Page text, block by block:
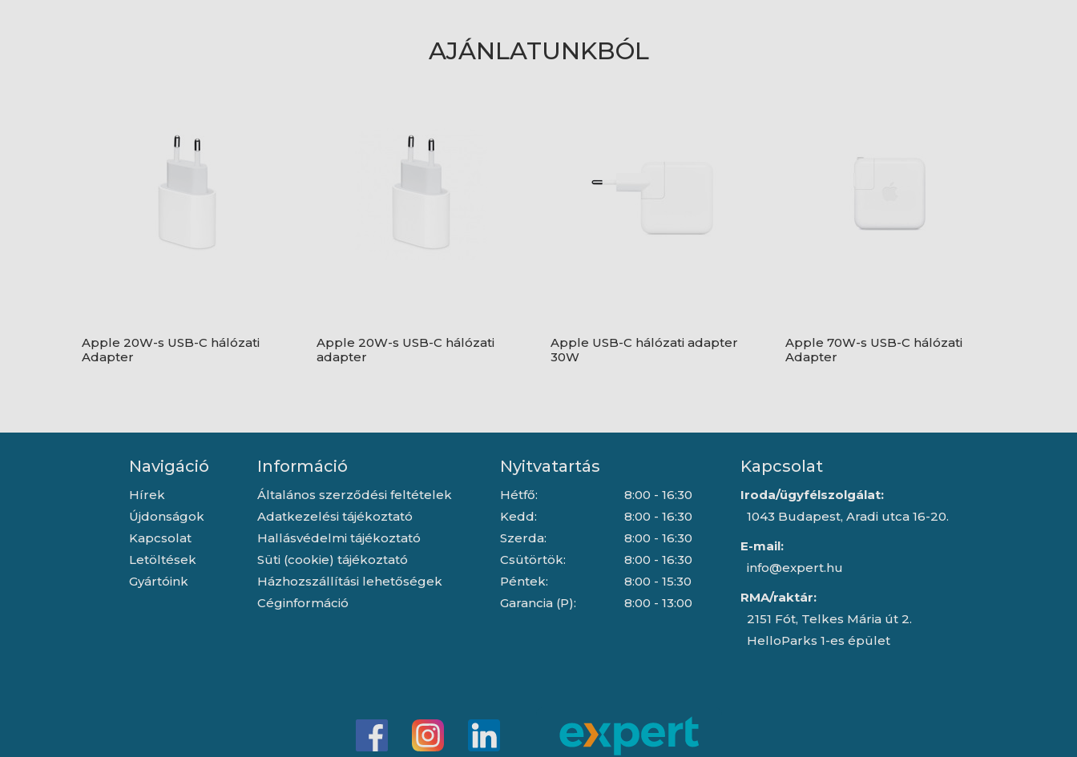
AJÁNLATUNKBÓL
Apple 20W-s USB-C hálózati
Adapter
Apple 20W-s USB-C hálózati
adapter
Apple USB-C hálózati adapter
30W
Apple 70W-s USB-C hálózati
Adapter
Navigáció
Hírek
Újdonságok
Kapcsolat
Letöltések
Gyártóink
Információ
Általános szerződési feltételek
Adatkezelési tájékoztató
Hallásvédelmi tájékoztató
Süti (cookie) tájékoztató
Házhozszállítási lehetőségek
Céginformáció
Nyitvatartás
Hétfő:
Kedd:
Szerda:
Csütörtök:
Péntek:
Garancia (P):
8:00 - 16:30
8:00 - 16:30
8:00 - 16:30
8:00 - 16:30
8:00 - 15:30
8:00 - 13:00
Kapcsolat
Iroda/ügyfélszolgálat:
1043 Budapest, Aradi utca 16-20.
E-mail:
info@expert.hu
RMA/raktár:
2151 Fót, Telkes Mária út 2.
HelloParks 1-es épület